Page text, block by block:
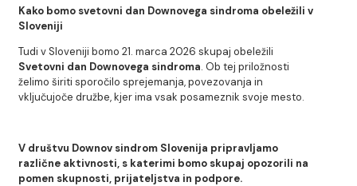
Kako bomo svetovni dan Downovega sindroma obeležili v
Sloveniji
Tudi v Sloveniji bomo 21. marca 2026 skupaj obeležili
Svetovni dan Downovega sindroma. Ob tej priložnosti
želimo širiti sporočilo sprejemanja, povezovanja in
vključujoče družbe, kjer ima vsak posameznik svoje mesto.
V društvu Downov sindrom Slovenija pripravljamo
različne aktivnosti, s katerimi bomo skupaj opozorili na
pomen skupnosti, prijateljstva in podpore.